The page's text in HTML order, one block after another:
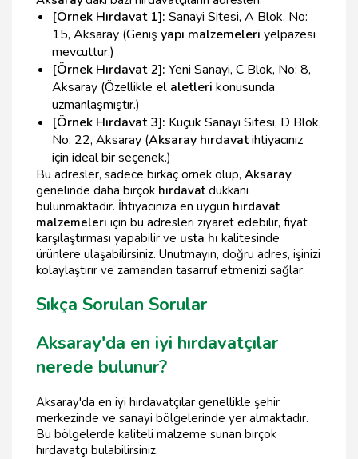
[Örnek Hırdavat 1]: Sanayi Sitesi, A Blok, No:
15, Aksaray (Geniş yapı malzemeleri yelpazesi
mevcuttur.)
[Örnek Hırdavat 2]: Yeni Sanayi, C Blok, No: 8,
Aksaray (Özellikle el aletleri konusunda
uzmanlaşmıştır.)
[Örnek Hırdavat 3]: Küçük Sanayi Sitesi, D Blok,
No: 22, Aksaray (Aksaray hırdavatihtiyacınız
için ideal bir seçenek.)
Bu adresler, sadece birkaç örnek olup, Aksaray
genelinde daha birçok hırdavat dükkanı
bulunmaktadır. İhtiyacınıza en uygun hırdavat
malzemeleri için bu adresleri ziyaret edebilir, fiyat
karşılaştırması yapabilir ve usta hı kalitesinde
ürünlere ulaşabilirsiniz. Unutmayın, doğru adres, işinizi
kolaylaştırır ve zamandan tasarruf etmenizi sağlar.
Sıkça Sorulan Sorular
Aksaray'da en iyi hırdavatçılar
nerede bulunur?
Aksaray'da en iyi hırdavatçılar genellikle şehir
merkezinde ve sanayi bölgelerinde yer almaktadır.
Bu bölgelerde kaliteli malzeme sunan birçok
hırdavatçı bulabilirsiniz.